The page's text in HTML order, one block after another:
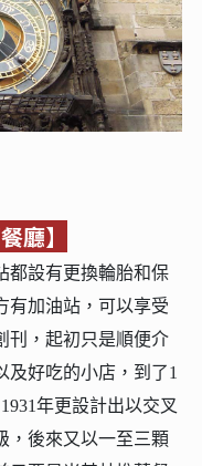
廳】
都設有更換輪胎和保
有加油站，可以享受
刊，起初只是順便介
及好吃的小店，到了1
年更設計出以交叉
，後來又以一至三顆